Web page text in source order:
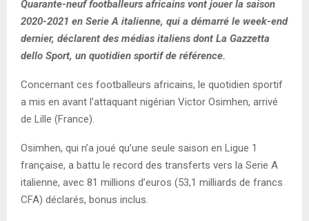
Quarante-neuf footballeurs africains vont jouer la saison
2020-2021 en Serie A italienne, qui a démarré le week-end
dernier, déclarent des médias italiens dont La Gazzetta
dello Sport, un quotidien sportif de référence.
Concernant ces footballeurs africains, le quotidien sportif
a mis en avant l’attaquant nigérian Victor Osimhen, arrivé
de Lille (France).
Osimhen, qui n’a joué qu’une seule saison en Ligue 1
française, a battu le record des transferts vers la Serie A
italienne, avec 81 millions d’euros (53,1 milliards de francs
CFA) déclarés, bonus inclus.